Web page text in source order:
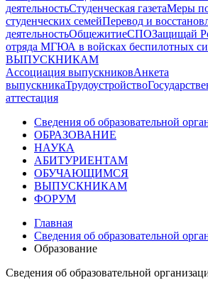
деятельностьСтуденческая газетаМеры
студенческих семейПеревод и
деятельностьОбщежитиеСПОЗащищай
отряда МГЮА в войсках беспилотных
ВЫПУСКНИКАМ
Ассоциация выпускниковАнкета
выпускникаТрудоустройство
аттестация
Сведения об образовательной
ОБРАЗОВАНИЕ
НАУКА
АБИТУРИЕНТАМ
ОБУЧАЮЩИМСЯ
ВЫПУСКНИКАМ
ФОРУМ
Главная
Сведения об образовательной
Образование
Сведения об образовательной